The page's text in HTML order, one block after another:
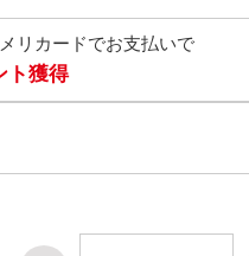
リカードでお支払いで
ト獲得